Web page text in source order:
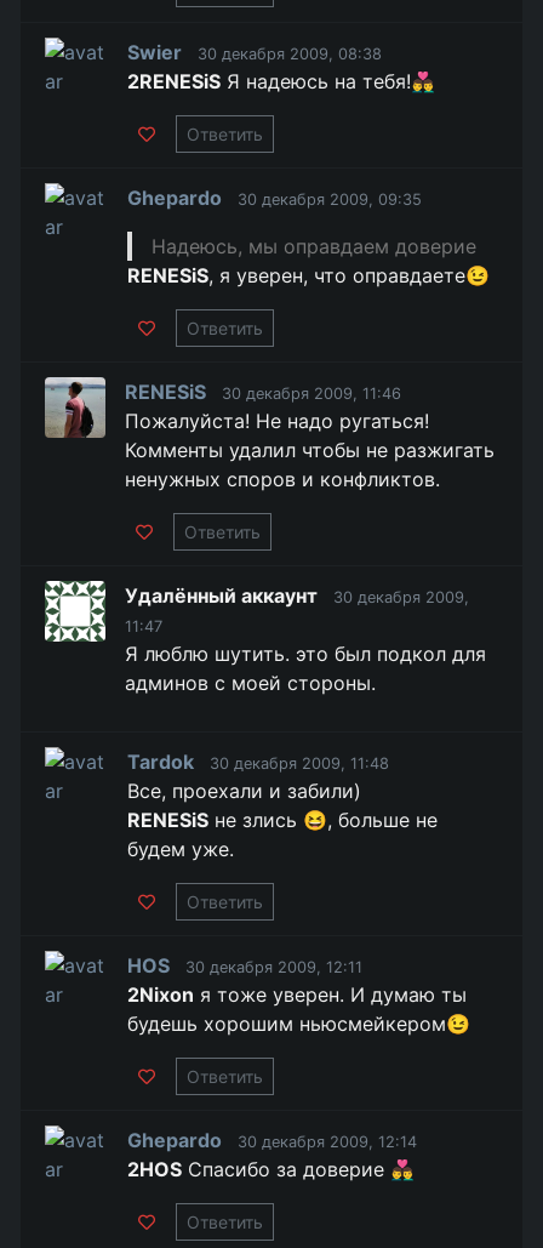
Swier 30 декабря 2009, 08:38
2RENESiS Я надеюсь на тебя!👨‍❤️‍👨
Ответить
Ghepardo 30 декабря 2009, 09:35
Надеюсь, мы оправдаем доверие
RENESiS, я уверен, что оправдаете😉
Ответить
RENESiS 30 декабря 2009, 11:46
Пожалуйста! Не надо ругаться!
Комменты удалил чтобы не разжигать
ненужных споров и конфликтов.
Ответить
Удалённый аккаунт
30 декабря 2009,
11:47
Я люблю шутить. это был подкол для
админов с моей стороны.
Tardok 30 декабря 2009, 11:48
Все, проехали и забили)
RENESiS не злись 😆, больше не
будем уже.
Ответить
HOS 30 декабря 2009, 12:11
2Nixon я тоже уверен. И думаю ты
будешь хорошим ньюсмейкером😉
Ответить
Ghepardo 30 декабря 2009, 12:14
2HOS Спасибо за доверие 👨‍❤️‍👨
Ответить